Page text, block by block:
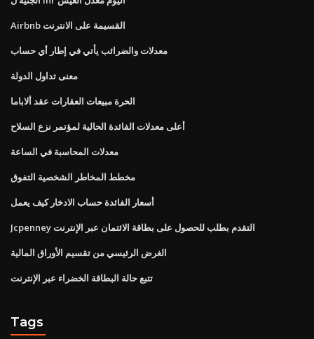
Airbnb القسيمة على الانترنت
معدلات والضرائب يأتي في إطار أي حساب
معنى تداول الدولة
الحرة مبيعات العقارات عقد ألاباما
أعلى معدلات الفائدة الحالية لمؤتمر نزع السلاح
معدلات المحاسبة في الساعة
مخطط المخاطر الشخصية التفوق
أسعار الفائدة حساب الادخار كيف يعمل
Jcpenney التقدم بطلب للحصول على بطاقة الائتمان عبر الإنترنت
الغرض الرئيسي من تقسيم الأوراق المالية
تتبع حالة البطاقة الخضراء عبر الإنترنت
Tags